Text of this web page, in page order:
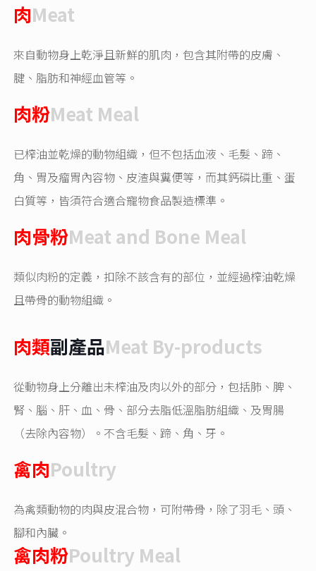
肉Meat
來自動物身上乾淨且新鮮的肌肉，包含其附帶的皮膚、
腱、脂肪和神經血管等。
肉粉Meat Meal
已榨油並乾燥的動物組織，但不包括血液、毛髮、蹄、
角、胃及瘤胃內容物、皮渣與糞便等，而其鈣磷比重、蛋
白質等，皆須符合適合寵物食品製造標準。
肉骨粉Meat and Bone Meal
類似肉粉的定義，扣除不該含有的部位，並經過榨油乾燥
且帶骨的動物組織。
肉類副產品Meat By-products
從動物身上分離出未榨油及肉以外的部分，包括肺、脾、
腎、腦、肝、血、骨、部分去脂低溫脂肪組織、及胃腸
（去除內容物）。不含毛髮、蹄、角、牙。
禽肉Poultry
為禽類動物的肉與皮混合物，可附帶骨，除了羽毛、頭、
腳和內臟。
禽肉粉Poultry Meal